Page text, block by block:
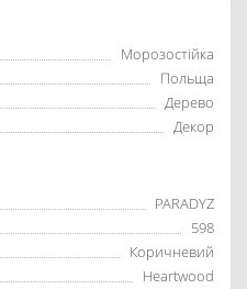
Морозостійка
Польща
Дерево
Декор
PARADYZ
598
Коричневий
Heartwood